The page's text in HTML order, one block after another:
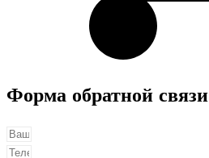
Форма обратной связи